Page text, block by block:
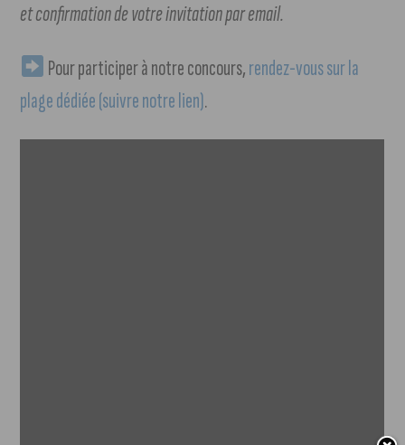
et confirmation de votre invitation par email.
Pour participer à notre concours,rendez-vous sur la
plage dédiée (suivre notre lien).